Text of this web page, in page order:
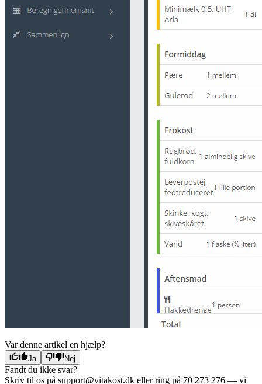
Var denne artikel en hjælp?
Ja Nej
Fandt du ikke svar?
Skriv til os på support@vitakost.dk eller ring på 70 273 276 — vi